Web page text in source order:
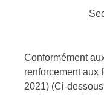
Conformément
renforcement aux
2021) (Ci-